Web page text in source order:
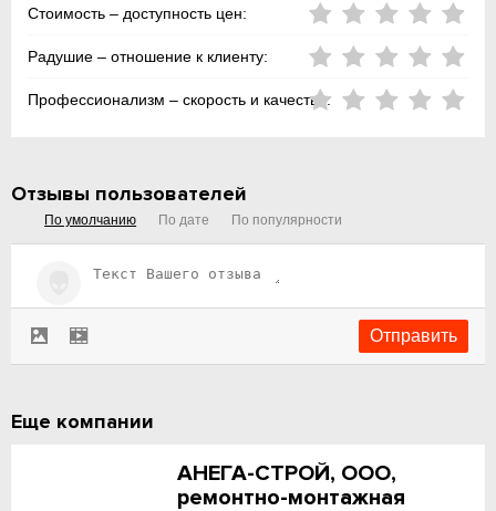
Стоимость – доступность цен:
Радушие – отношение к клиенту:
Профессионализм – скорость и качество:
Отзывы пользователей
По умолчанию По дате По популярности
Еще компании
АНЕГА-СТРОЙ, ООО,
ремонтно-монтажная